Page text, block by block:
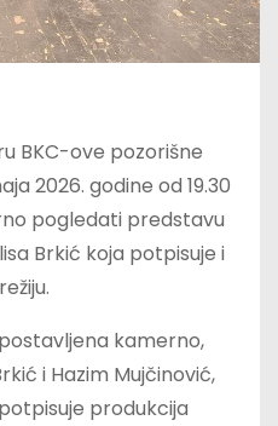
BKC-ove pozorišne
2026. godine od 19.30
pogledati predstavu
Brkić koja potpisuje i
kamerno,
i Hazim Mujčinović,
produkcija